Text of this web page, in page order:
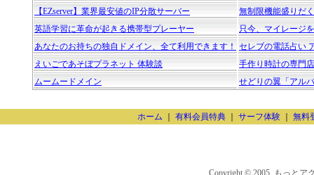
【EZserver】業界最安値のIP分散サーバー
無制限機能盛りだ
英語学習に革命が起きる携帯型プレーヤー
只今、マイレージ
あなたのお持ちの独自ドメイン、全て利用できます！
セレブの電話占い
えいごであそぼプラネット 体験談
手作り時計の専門
ムームードメイン
せどりの翼「アル
ホーム 有料会員特典 サーフ体験 無料
Copyright ©2005. もっとア